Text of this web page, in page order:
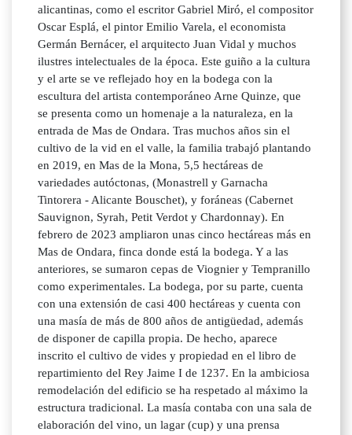
alicantinas, como el escritor Gabriel Miró, el compositor
Oscar Esplá, el pintor Emilio Varela, el economista
Germán Bernácer, el arquitecto Juan Vidal y muchos
ilustres intelectuales de la época. Este guiño a la cultura
y el arte se ve reflejado hoy en la bodega con la
escultura del artista contemporáneo Arne Quinze, que
se presenta como un homenaje a la naturaleza, en la
entrada de Mas de Ondara. Tras muchos años sin el
cultivo de la vid en el valle, la familia trabajó plantando
en 2019, en Mas de la Mona, 5,5 hectáreas de
variedades autóctonas, (Monastrell y Garnacha
Tintorera - Alicante Bouschet), y foráneas (Cabernet
Sauvignon, Syrah, Petit Verdot y Chardonnay). En
febrero de 2023 ampliaron unas cinco hectáreas más en
Mas de Ondara, finca donde está la bodega. Y a las
anteriores, se sumaron cepas de Viognier y Tempranillo
como experimentales. La bodega, por su parte, cuenta
con una extensión de casi 400 hectáreas y cuenta con
una masía de más de 800 años de antigüedad, además
de disponer de capilla propia. De hecho, aparece
inscrito el cultivo de vides y propiedad en el libro de
repartimiento del Rey Jaime I de 1237. En la ambiciosa
remodelación del edificio se ha respetado al máximo la
estructura tradicional. La masía contaba con una sala de
elaboración del vino, un lagar (cup) y una prensa